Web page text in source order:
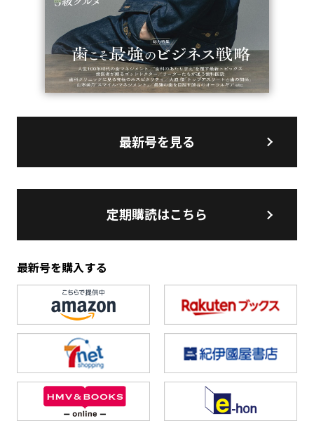
最新号を見る
定期購読はこちら
最新号を購入する